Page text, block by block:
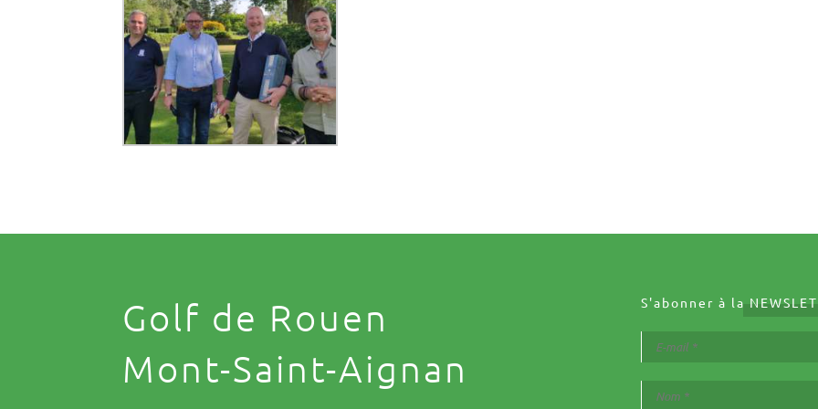
Golf de Rouen
Mont-Saint-Aignan
S'abonner à la